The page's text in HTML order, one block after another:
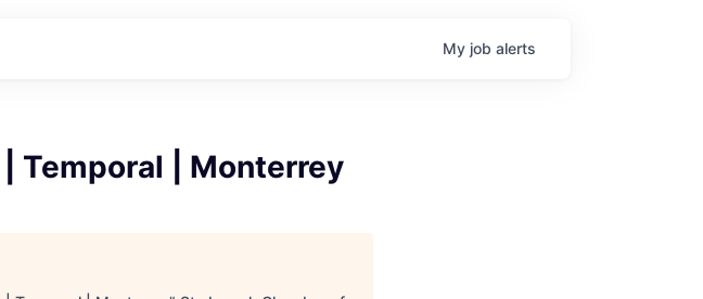
My job alerts
Temporal | Monterrey